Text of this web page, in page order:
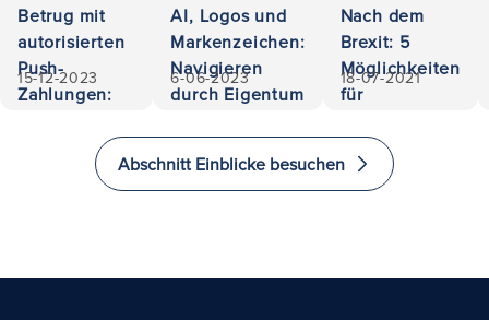
Betrug mit
autorisierten
Push-
Zahlungen:
zurückerobert
15-12-2023
AI, Logos und
Markenzeichen:
Navigieren
durch Eigentum
6-06-2023
Nach dem
Brexit: 5
Möglichkeiten
für
Vereinigten
Königreich zu
investieren
18-07-2021
Abschnitt Einblicke besuchen